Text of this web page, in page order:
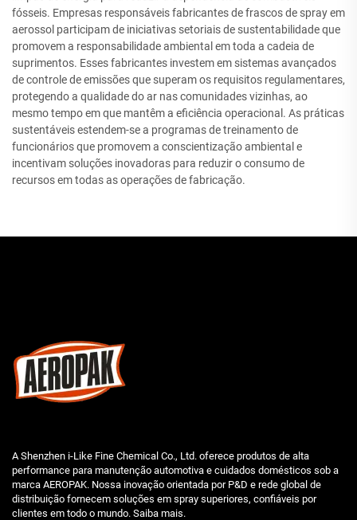
fósseis. Empresas responsáveis fabricantes de frascos de spray em
aerossol participam de iniciativas setoriais de sustentabilidade que
promovem a responsabilidade ambiental em toda a cadeia de
suprimentos. Esses fabricantes investem em sistemas avançados
de controle de emissões que superam os requisitos regulamentares,
protegendo a qualidade do ar nas comunidades vizinhas, ao
mesmo tempo em que mantêm a eficiência operacional. As práticas
sustentáveis estendem-se a programas de treinamento de
funcionários que promovem a conscientização ambiental e
incentivam soluções inovadoras para reduzir o consumo de
recursos em todas as operações de fabricação.
A Shenzhen i-Like Fine Chemical Co., Ltd. oferece produtos de alta
performance para manutenção automotiva e cuidados domésticos sob a
marca AEROPAK. Nossa inovação orientada por P&D e rede global de
distribuição fornecem soluções em spray superiores, confiáveis por
clientes em todo o mundo. Saiba mais.